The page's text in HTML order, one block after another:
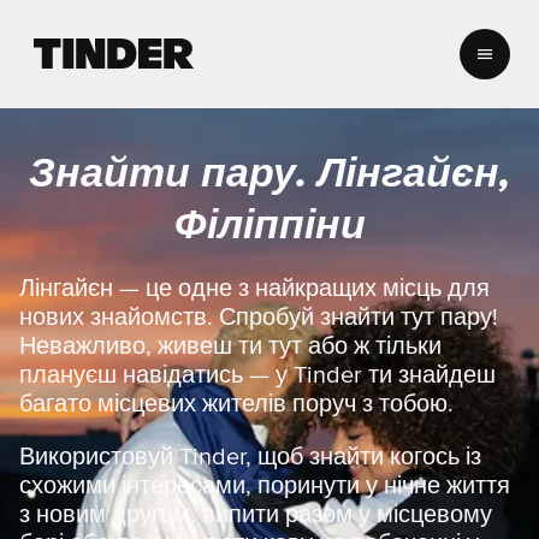
н
с
о
р
і
н
к
а
T
i
n
d
e
Знайти пару. Лінгайєн,
Філіппіни
Лінгайєн — це одне з найкращих місць для
нових знайомств. Спробуй знайти тут пару!
Неважливо, живеш ти тут або ж тільки
плануєш навідатись — у Tinder ти знайдеш
багато місцевих жителів поруч з тобою.
Використовуй Tinder, щоб знайти когось із
схожими інтересами, поринути у нічне життя
з новим другом, випити разом у місцевому